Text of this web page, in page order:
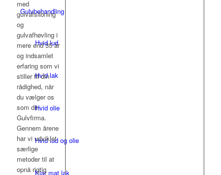
Gulvbehandling
Hvid lud
Hvid lak
Hvid olie
Hvid lud og olie
Klar mat lak
med
gulvafslibning
og
gulvafhøvling i
mere end 35 år
og indsamlet
erfaring som vi
stiller til din
rådighed, når
du vælger os
som dit
Gulvfirma.
Gennem årene
har vi udviklet
særlige
metoder til at
opnå rigtig